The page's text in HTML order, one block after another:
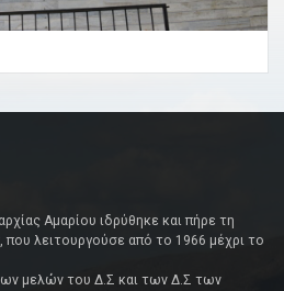
Αμαρίου ιδρύθηκε και πήρε τη
λειτουργούσε από το 1966 μέχρι το
μελών του Δ.Σ και των Δ.Σ των